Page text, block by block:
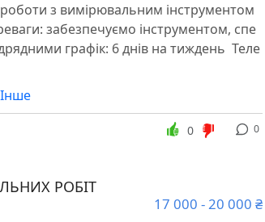
з вимірювальним інструментом
забезпечуємо інструментом, спе
графік: 6 днів на тиждень ️ Теле
Інше
0
0
РОБІТ
17 000 - 20 000 ₴